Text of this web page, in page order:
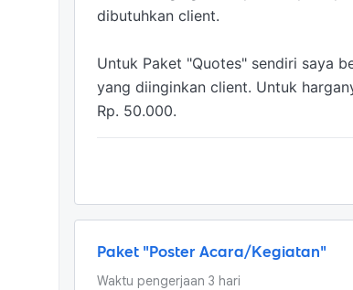
dibutuhkan client.
Untuk Paket "Quotes" sendiri saya
yang diinginkan client. Untuk
Rp. 50.000.
Paket "Poster Acara/Kegiatan"
Waktu pengerjaan 3 hari